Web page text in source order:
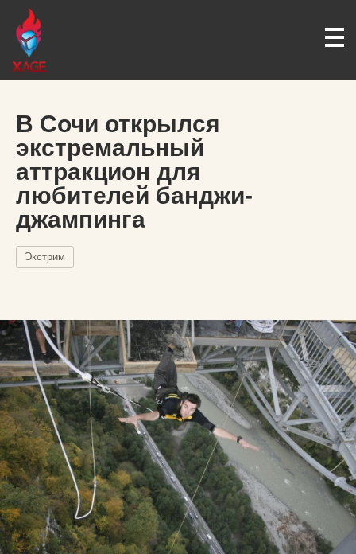
В Сочи открылся
экстремальный
аттракцион для
любителей банджи-
джампинга
Экстрим